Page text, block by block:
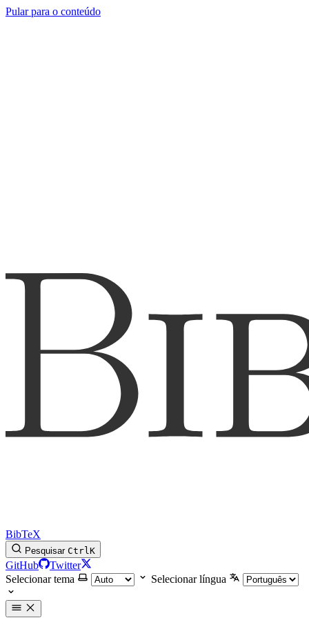
Pular para o conteúdo
BibTeX
Pesquisar CtrlK
GitHub
Twitter
Selecionar tema
Selecionar língua